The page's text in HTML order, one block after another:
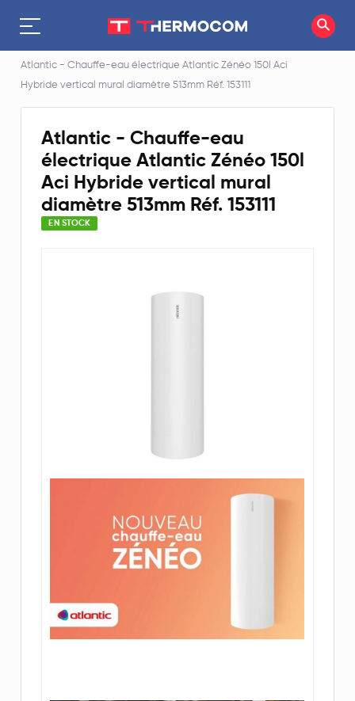
Atlantic - Chauffe-eau électrique Atlantic Zénéo 150l Aci
Hybride vertical mural diamètre 513mm Réf. 153111
Atlantic - Chauffe-eau
électrique Atlantic Zénéo 150l
Aci Hybride vertical mural
diamètre 513mm Réf. 153111
EN STOCK